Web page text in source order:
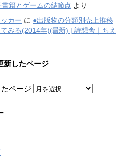
書籍とゲームの結節点 より
カー に ●出版物の分類別売上推移
みる(2014年)(最新) | 詩想舎｜ちえ
新したページ
ページ